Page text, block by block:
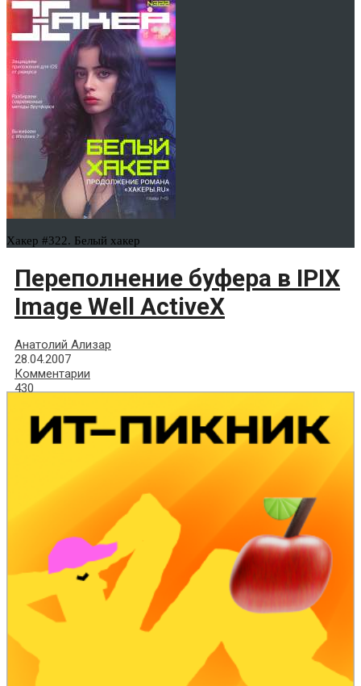
Хакер #322. Белый хакер
Переполнение буфера в IPIX
Image Well ActiveX
Анатолий Ализар
28.04.2007
Комментарии
430